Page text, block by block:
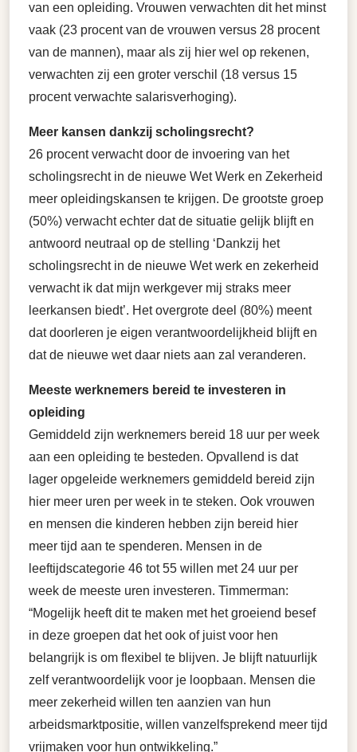
van een opleiding. Vrouwen verwachten dit het minst
vaak (23 procent van de vrouwen versus 28 procent
van de mannen), maar als zij hier wel op rekenen,
verwachten zij een groter verschil (18 versus 15
procent verwachte salarisverhoging).
Meer kansen dankzij scholingsrecht?
26 procent verwacht door de invoering van het
scholingsrecht in de nieuwe Wet Werk en Zekerheid
meer opleidingskansen te krijgen. De grootste groep
(50%) verwacht echter dat de situatie gelijk blijft en
antwoord neutraal op de stelling ‘Dankzij het
scholingsrecht in de nieuwe Wet werk en zekerheid
verwacht ik dat mijn werkgever mij straks meer
leerkansen biedt’. Het overgrote deel (80%) meent
dat doorleren je eigen verantwoordelijkheid blijft en
dat de nieuwe wet daar niets aan zal veranderen.
Meeste werknemers bereid te investeren in
opleiding
Gemiddeld zijn werknemers bereid 18 uur per week
aan een opleiding te besteden. Opvallend is dat
lager opgeleide werknemers gemiddeld bereid zijn
hier meer uren per week in te steken. Ook vrouwen
en mensen die kinderen hebben zijn bereid hier
meer tijd aan te spenderen. Mensen in de
leeftijdscategorie 46 tot 55 willen met 24 uur per
week de meeste uren investeren. Timmerman:
“Mogelijk heeft dit te maken met het groeiend besef
in deze groepen dat het ook of juist voor hen
belangrijk is om flexibel te blijven. Je blijft natuurlijk
zelf verantwoordelijk voor je loopbaan. Mensen die
meer zekerheid willen ten aanzien van hun
arbeidsmarktpositie, willen vanzelfsprekend meer tijd
vrijmaken voor hun ontwikkeling.”